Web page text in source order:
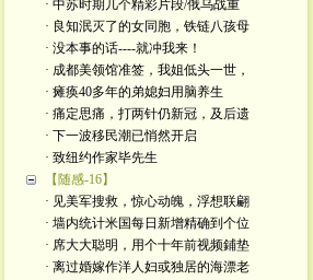
· 中苏时期几个精彩片段/俄乌战重
· 良知泯灭了的女同胞，铁链八孩母
· 没本事的话----就冲我来！
· 成都美领馆准签，我姐低头一世，
· 瘫痪40多年的弟媳妇用脑养生
· 痛定思痛，打两针仍新冠，及后遗
· 下一波移民潮已悄然开启
· 致纽约作家毕先生
【随感-16】
· 见美军搜救，惊心动魄，浮想联翩
· 墙内统计米国每日新增精确到个位
· 席大大聪明，用个十年前视频鋪垫
· 离过婚嫁作洋人妇或独居的海漂老